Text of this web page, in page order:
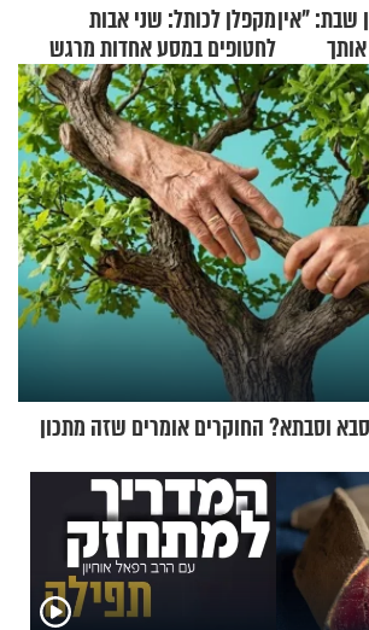
שבת: "איןמקפלן לכותל: שני אבות
לחטופים במסע אחדות מרגש
וסבתא? החוקרים אומרים שזה מתכון